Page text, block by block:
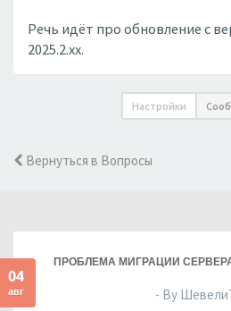
Речь идёт про обновление с
2025.2.xx.
Настройки
Вернуться в Вопросы
04
авг
ПРОБЛЕМА МИГРАЦИИ СЕРВЕРА
- By